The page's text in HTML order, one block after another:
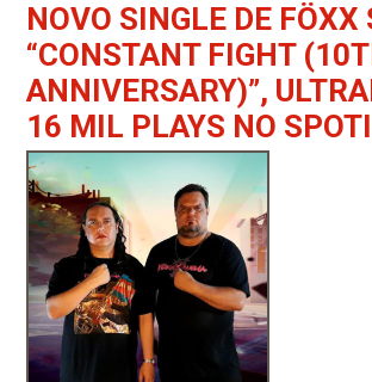
NOVO SINGLE DE FÖXX
“CONSTANT FIGHT
ANNIVERSARY)”,
16 MIL PLAYS NO